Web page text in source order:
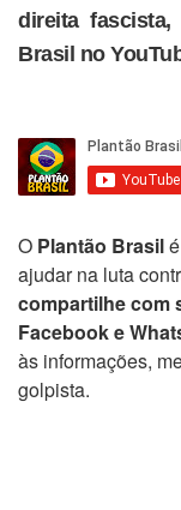
direita
Brasil no
O Plantão Brasil
ajudar na luta
compartilhe com
Facebook e
às informações,
golpista.